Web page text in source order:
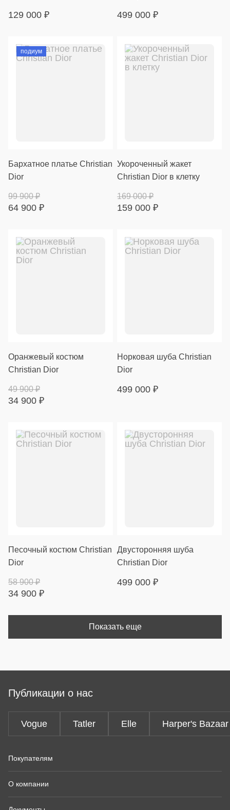
129 000 ₽ 499 000 ₽
подиум
Бархатное платье Christian
Dior
64 900 ₽
99 900₽
Укороченный жакет
Christian Dior в клетку
159 000 ₽
169 000₽
Оранжевый костюм
Christian Dior
34 900 ₽
49 900₽
Норковая шуба Christian
Dior
499 000 ₽
Песочный костюм Christian
Dior
34 900 ₽
58 900₽
Двусторонняя шуба
Christian Dior
499 000 ₽
Показать еще
Публикации о нас
Vogue Tatler Elle Harper's Bazaar
Покупателям
О компании